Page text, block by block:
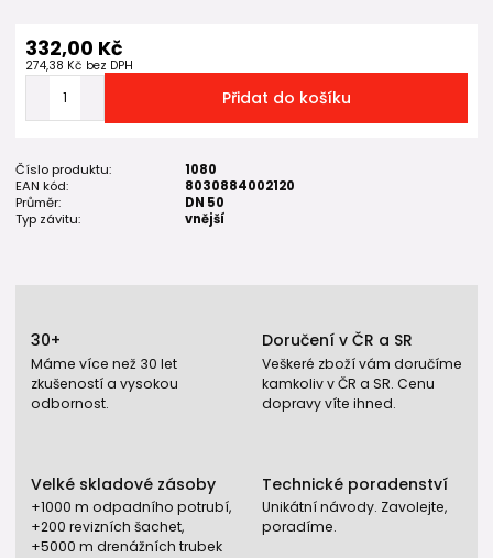
332,00 Kč
274,38 Kč bez DPH
Přidat do košíku
Číslo produktu:
1080
EAN kód:
8030884002120
Průměr:
DN 50
Typ závitu:
vnější
30+
Máme více než 30 let
zkušeností a vysokou
odbornost.
Doručení v ČR a SR
Veškeré zboží vám doručíme
kamkoliv v ČR a SR. Cenu
dopravy víte ihned.
Velké skladové zásoby
+1000 m odpadního potrubí,
+200 revizních šachet,
+5000 m drenážních trubek
Technické poradenství
Unikátní návody. Zavolejte,
poradíme.